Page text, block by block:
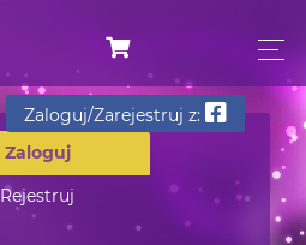
Zaloguj
Rejestruj
Zaloguj/Zarejestruj z: